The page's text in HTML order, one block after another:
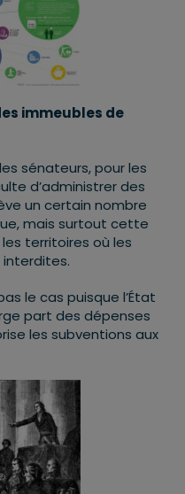
immeubles de
sénateurs, pour les
d’administrer des
un certain nombre
mais surtout cette
territoires où les
le cas puisque l’État
part des dépenses
les subventions aux